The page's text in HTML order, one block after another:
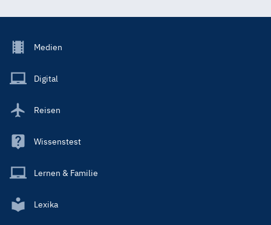
Footer
Main
Medien
Digital
Reisen
Wissenstest
Lernen & Familie
Lexika